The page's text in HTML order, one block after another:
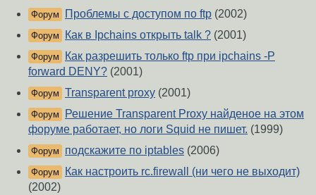
Форум Проблемы с доступом по ftp (2002)
Форум Как в Ipchains открыть talk ? (2001)
Форум
Как разрешить только ftp при ipchains -P
forward DENY? (2001)
Форум Transparent proxy (2001)
Форум
Решение Transparent Proxy найденое на этом
форуме работает, но логи Squid не пишет. (1999)
Форум подскажите по iptables (2006)
Форум
Как настроить rc.firewall (ни чего не выходит)
(2002)